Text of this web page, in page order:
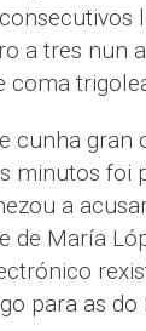
a tres nun
coma
cunha gran
minutos foi
a
María
para as do